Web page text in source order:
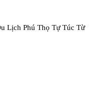
Lịch Phú Thọ Tự Túc Từ